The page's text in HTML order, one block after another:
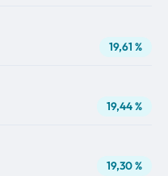
19,61 %
19,44 %
19,30 %